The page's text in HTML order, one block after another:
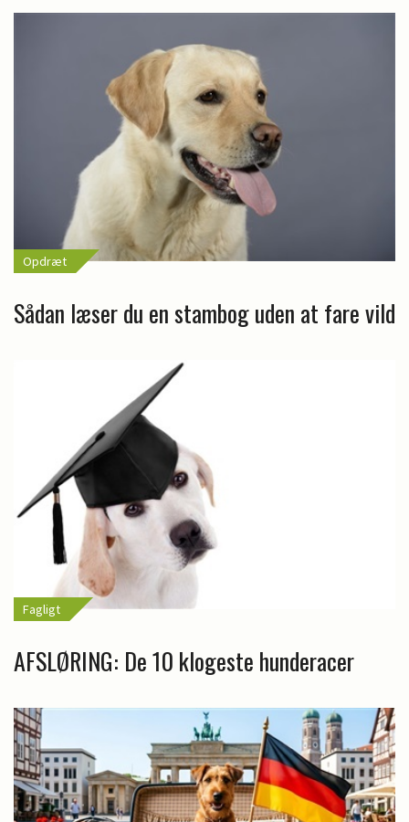
Opdræt
Sådan læser du en stambog uden at fare vild
Fagligt
AFSLØRING: De 10 klogeste hunderacer